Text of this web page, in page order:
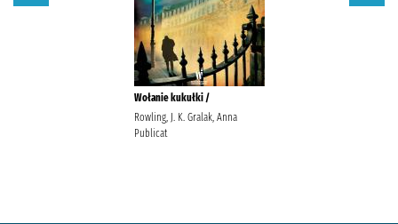
Wołanie kukułki /
Rowling, J. K. Gralak, Anna
Publicat